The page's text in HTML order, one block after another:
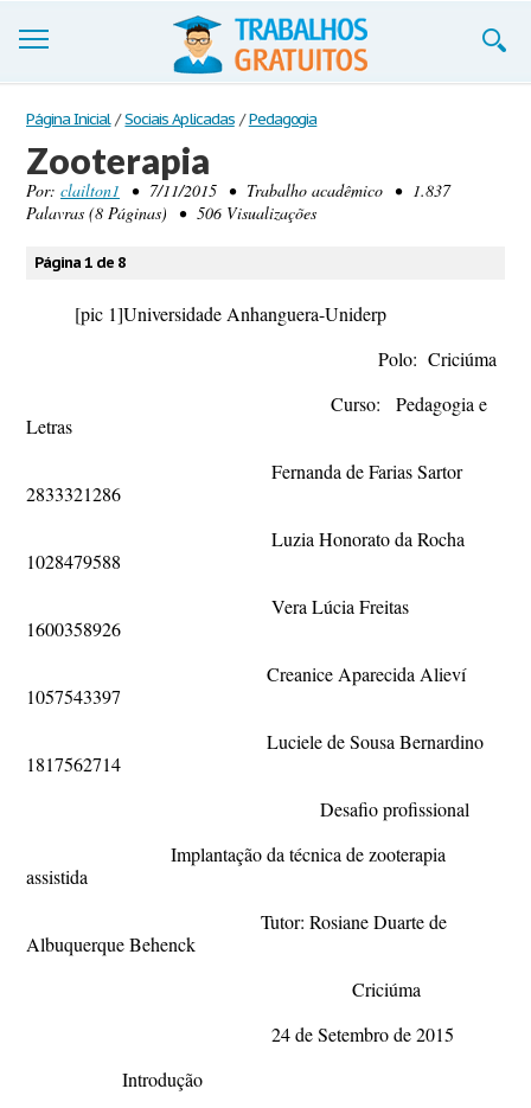
Trabalhos
Cadastre-se
Entre
Blog
Contate-nos
Página Inicial / Sociais Aplicadas / Pedagogia
Zooterapia
Por: clailton1 • 7/11/2015 • Trabalho acadêmico • 1.837
Palavras (8 Páginas) • 506 Visualizações
Página 1 de 8
[pic 1]Universidade Anhanguera-Uniderp
Polo: Criciúma
Curso: Pedagogia e
Letras
Fernanda de Farias Sartor
2833321286
Luzia Honorato da Rocha
1028479588
Vera Lúcia Freitas
1600358926
Creanice Aparecida Alieví
1057543397
Luciele de Sousa Bernardino
1817562714
Desafio profissional
Implantação da técnica de zooterapia
assistida
Tutor: Rosiane Duarte de
Albuquerque Behenck
Criciúma
24 de Setembro de 2015
Introdução